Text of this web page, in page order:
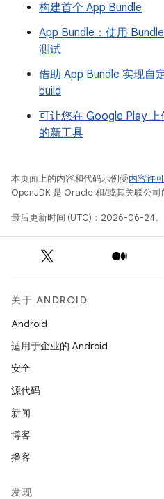
构建首个 App Bundle
App Bundle：使用
测试
借助 App Bundle 实现自
build
可让您在 Google Play
的新工具
本页面上的内容和代码示例受内容许可
OpenJDK 是 Oracle 和/或其关联公司
最后更新时间 (UTC)：2026-06-24。
关于 ANDROID
Android
适用于企业的 Android
安全
源代码
新闻
博客
播客
发现